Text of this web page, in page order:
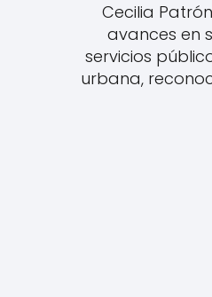
Cecilia
avances en
servicios
urbana,